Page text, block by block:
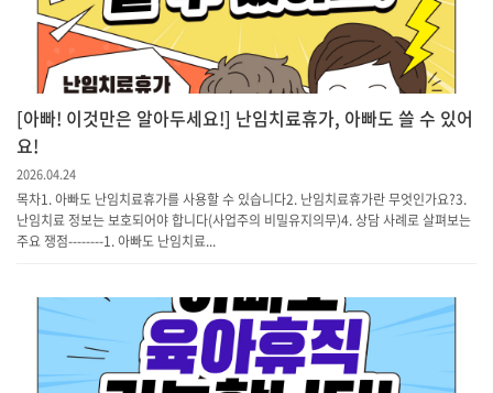
[아빠! 이것만은 알아두세요!] 난임치료휴가, 아빠도 쓸 수 있어
요!
2026.04.24
목차1. 아빠도 난임치료휴가를 사용할 수 있습니다2. 난임치료휴가란 무엇인가요?3.
난임치료 정보는 보호되어야 합니다(사업주의 비밀유지의무)4. 상담 사례로 살펴보는
주요 쟁점--------1. 아빠도 난임치료...